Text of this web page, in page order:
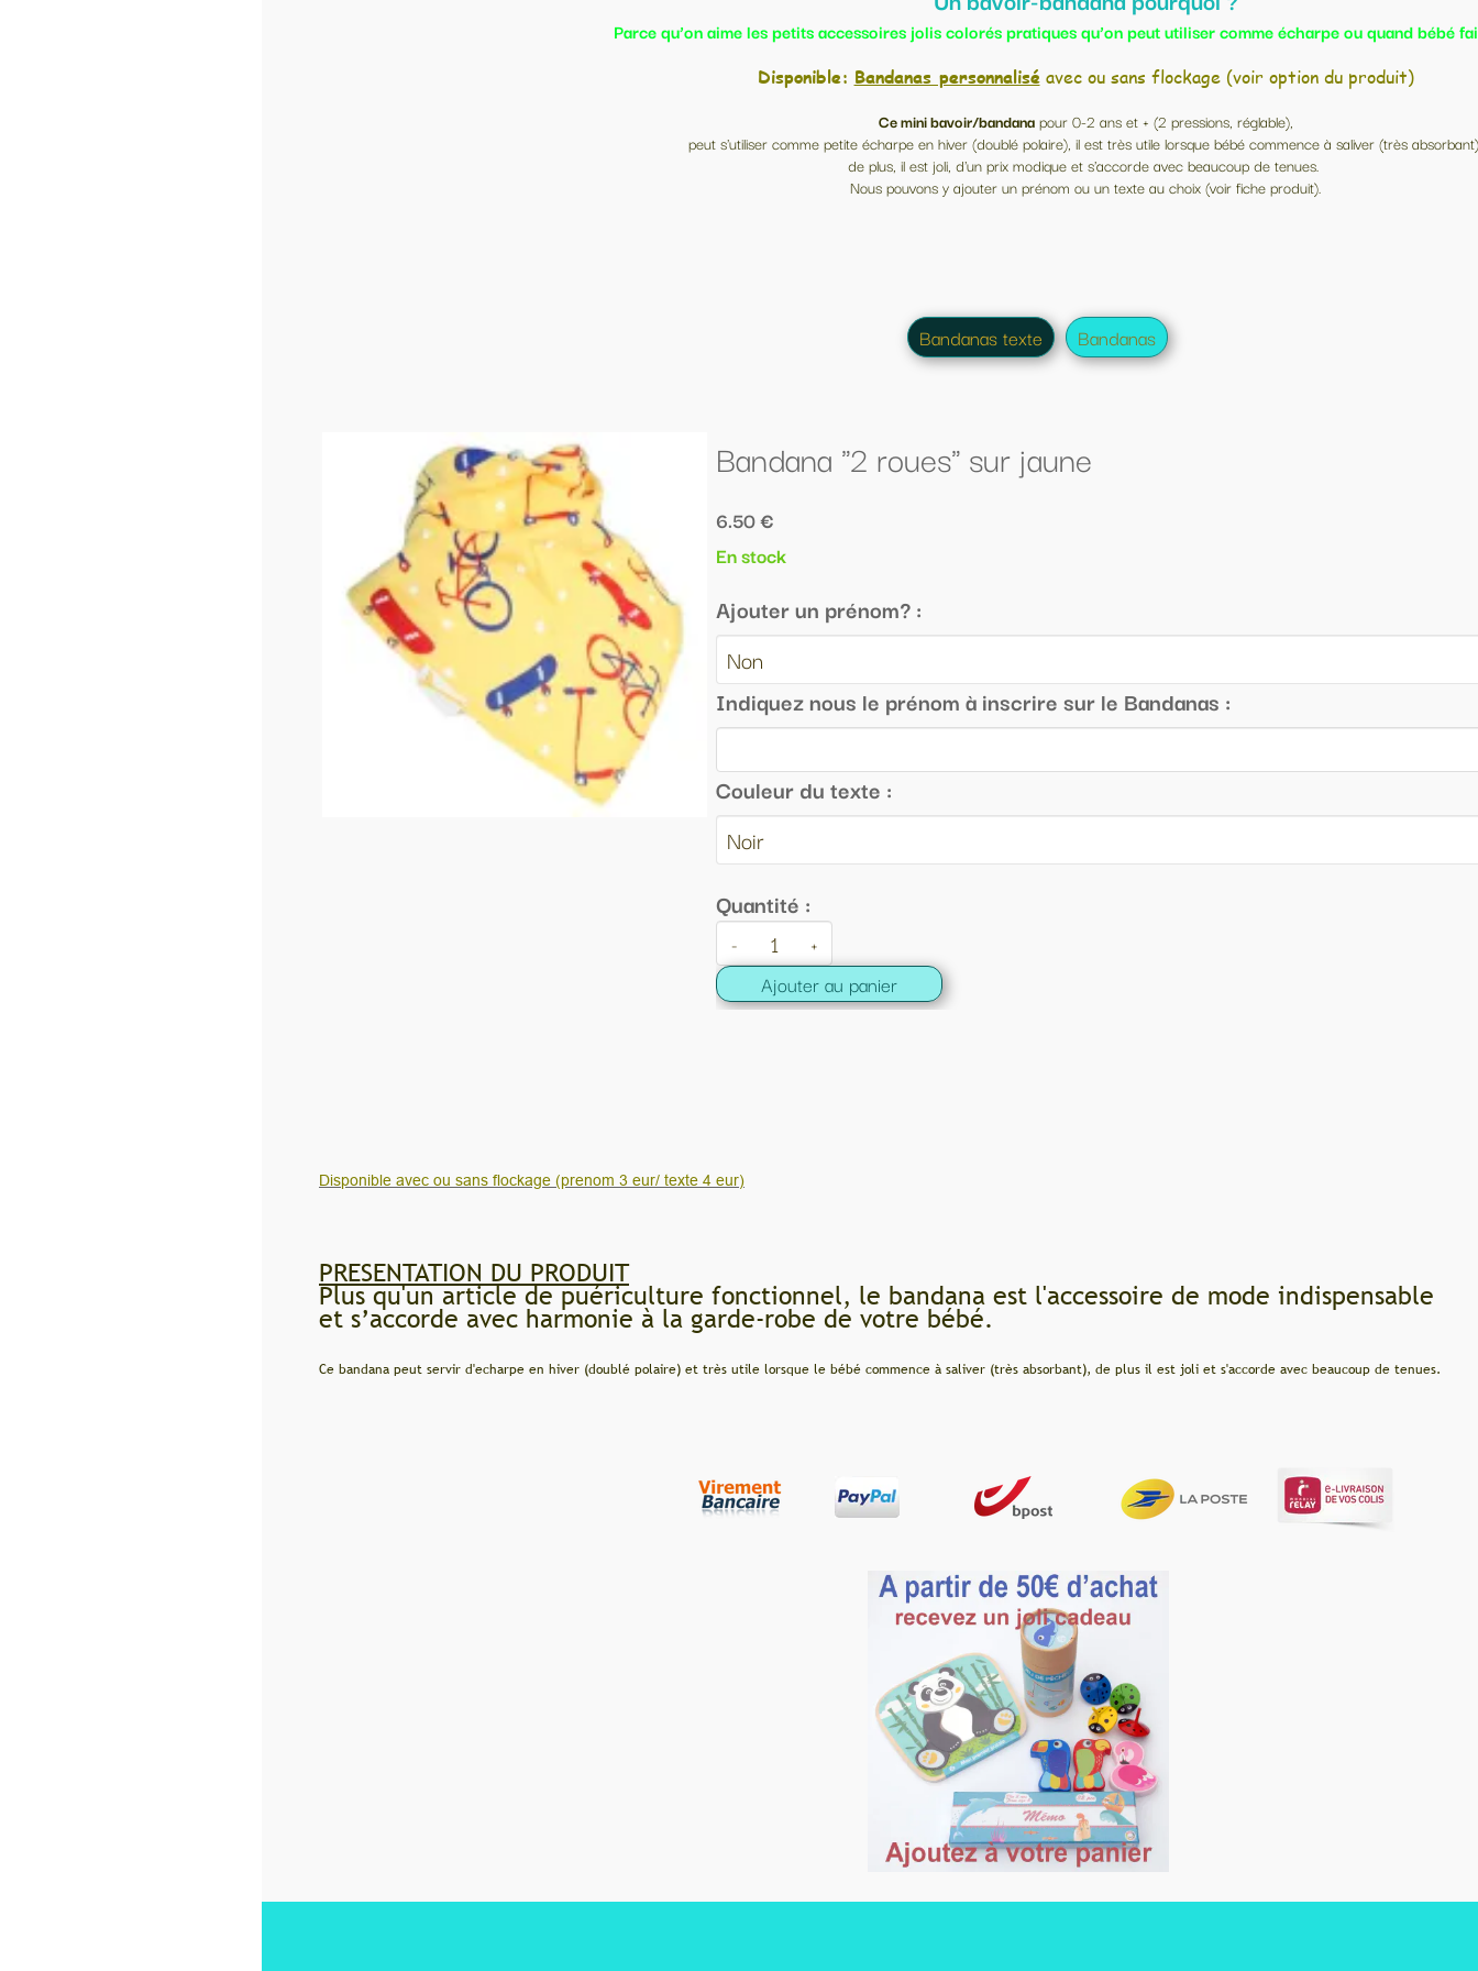
Parce qu’on aime les petits accessoires jolis colorés pratiques qu’on peut utiliser comme écharpe ou quand bébé fait ses dents
Bandanas personnaliséavec ou sans flockage (voir option du produit)
pour 0-2 ans et + (2 pressions, réglable),
peut s'utiliser comme petite écharpe en hiver (doublé polaire), il est très utile lorsque bébé commence à saliver (très absorbant),
de plus, il est joli, d'un prix modique et s'accorde avec beaucoup de tenues.
Nous pouvons y ajouter un prénom ou un texte au choix (voir fiche produit).
Bandana "2 roues" sur jaune
6.50 €
En stock
Ajouter un prénom? :
Indiquez nous le prénom à inscrire sur le Bandanas :
Couleur du texte :
Disponible avec ou sans flockage (prenom 3 eur/ texte 4 eur)
PRESENTATION DU PRODUIT
Plus qu'un article de puériculture fonctionnel, le bandana est l'accessoire de mode indispensable
et s’accorde avec harmonie à la garde-robe de votre bébé.
Ce bandana peut servir d'echarpe en hiver (doublé polaire) et très utile lorsque le bébé commence à saliver (très absorbant), de plus il est joli et s'accorde avec beaucoup de tenues.